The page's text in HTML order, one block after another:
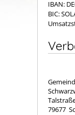
IBAN:
BIC:
79677